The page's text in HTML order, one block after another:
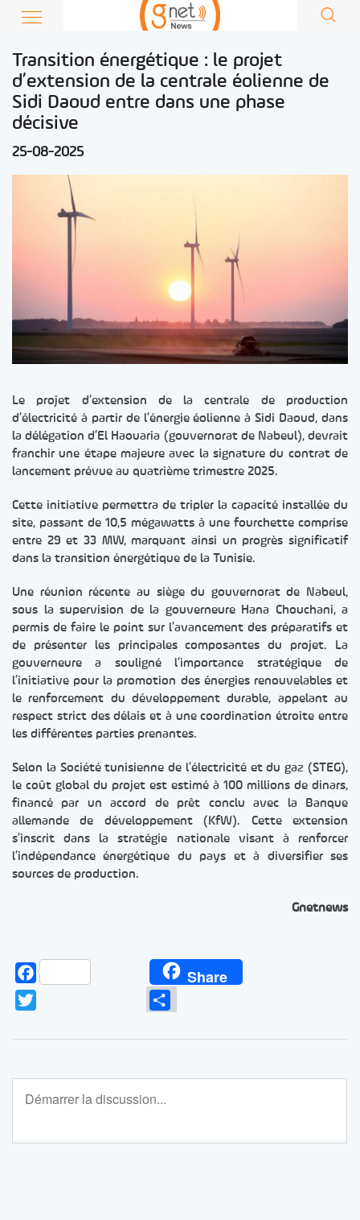
Transition énergétique : le projet
d’extension de la centrale éolienne de
Sidi Daoud entre dans une phase
décisive
25-08-2025
Le projet d’extension de la centrale de production
d’électricité à partir de l’énergie éolienne à Sidi Daoud, dans
la délégation d’El Haouaria (gouvernorat de Nabeul), devrait
franchir une étape majeure avec la signature du contrat de
lancement prévue au quatrième trimestre 2025.
Cette initiative permettra de tripler la capacité installée du
site, passant de 10,5 mégawatts à une fourchette comprise
entre 29 et 33 MW, marquant ainsi un progrès significatif
dans la transition énergétique de la Tunisie.
Une réunion récente au siège du gouvernorat de Nabeul,
sous la supervision de la gouverneure Hana Chouchani, a
permis de faire le point sur l’avancement des préparatifs et
de présenter les principales composantes du projet. La
gouverneure a souligné l’importance stratégique de
l’initiative pour la promotion des énergies renouvelables et
le renforcement du développement durable, appelant au
respect strict des délais et à une coordination étroite entre
les différentes parties prenantes.
Selon la Société tunisienne de l’électricité et du gaz (STEG),
le coût global du projet est estimé à 100 millions de dinars,
financé par un accord de prêt conclu avec la Banque
allemande de développement (KfW). Cette extension
s’inscrit dans la stratégie nationale visant à renforcer
l’indépendance énergétique du pays et à diversifier ses
sources de production.
Gnetnews
Facebook Share